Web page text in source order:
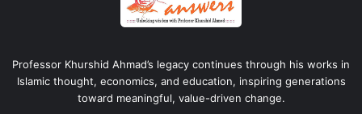
Professor Khurshid Ahmad’s legacy continues through his works in
Islamic thought, economics, and education, inspiring generations
toward meaningful, value-driven change.